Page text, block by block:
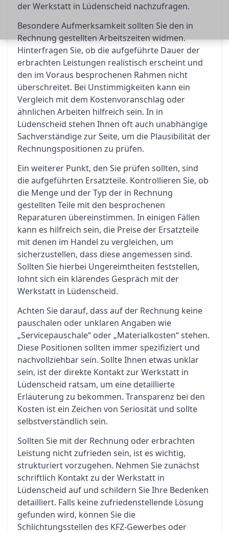
der Werkstatt in Lüdenscheid nachzufragen.
Besondere Aufmerksamkeit sollten Sie den in
Rechnung gestellten Arbeitszeiten widmen.
Hinterfragen Sie, ob die aufgeführte Dauer der
erbrachten Leistungen realistisch erscheint und
den im Voraus besprochenen Rahmen nicht
überschreitet. Bei Unstimmigkeiten kann ein
Vergleich mit dem Kostenvoranschlag oder
ähnlichen Arbeiten hilfreich sein. In in
Lüdenscheid stehen Ihnen oft auch unabhängige
Sachverständige zur Seite, um die Plausibilität der
Rechnungspositionen zu prüfen.
Ein weiterer Punkt, den Sie prüfen sollten, sind
die aufgeführten Ersatzteile. Kontrollieren Sie, ob
die Menge und der Typ der in Rechnung
gestellten Teile mit den besprochenen
Reparaturen übereinstimmen. In einigen Fällen
kann es hilfreich sein, die Preise der Ersatzteile
mit denen im Handel zu vergleichen, um
sicherzustellen, dass diese angemessen sind.
Sollten Sie hierbei Ungereimtheiten feststellen,
lohnt sich ein klärendes Gespräch mit der
Werkstatt in Lüdenscheid.
Achten Sie darauf, dass auf der Rechnung keine
pauschalen oder unklaren Angaben wie
„Servicepauschale“ oder „Materialkosten“ stehen.
Diese Positionen sollten immer spezifiziert und
nachvollziehbar sein. Sollte Ihnen etwas unklar
sein, ist der direkte Kontakt zur Werkstatt in
Lüdenscheid ratsam, um eine detaillierte
Erläuterung zu bekommen. Transparenz bei den
Kosten ist ein Zeichen von Seriosität und sollte
selbstverständlich sein.
Sollten Sie mit der Rechnung oder erbrachten
Leistung nicht zufrieden sein, ist es wichtig,
strukturiert vorzugehen. Nehmen Sie zunächst
schriftlich Kontakt zu der Werkstatt in
Lüdenscheid auf und schildern Sie Ihre Bedenken
detailliert. Falls keine zufriedenstellende Lösung
gefunden wird, können Sie die
Schlichtungsstellen des KFZ-Gewerbes oder